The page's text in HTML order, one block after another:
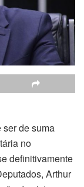
de suma
no
definitivamente
Arthur